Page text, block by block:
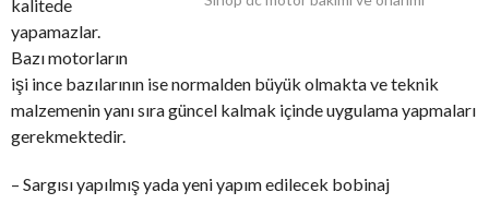
kalitede
yapamazlar.
Bazı motorların
işi ince bazılarının ise normalden büyük olmakta ve teknik
malzemenin yanı sıra güncel kalmak içinde uygulama yapmaları
gerekmektedir.
– Sargısı yapılmış yada yeni yapım edilecek bobinaj